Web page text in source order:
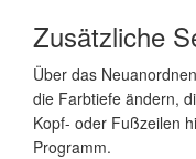
Zusätzliche
Über das
die Farbtiefe ändern,
Kopf- oder Fußzeilen
Programm.